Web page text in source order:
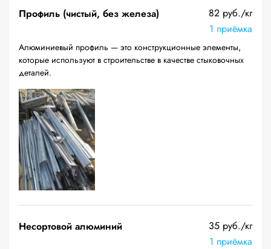
Профиль (чистый, без железа)
82 руб./кг
1 приёмка
Алюминиевый профиль — это конструкционные элементы,
которые используют в строительстве в качестве стыковочных
деталей.
Несортовой алюминий
35 руб./кг
1 приёмка